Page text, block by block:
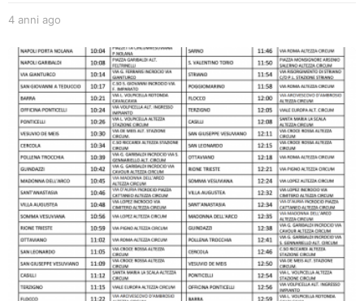
4 anni ago
n
n
i
a
g
o